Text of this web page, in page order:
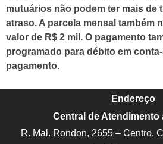
mutuários não podem ter mais de
atraso. A parcela mensal também
valor de R$ 2 mil. O pagamento
programado para débito em
pagamento.
Endereço
Central de Atendimento
R. Mal. Rondon, 2655 – Centro,